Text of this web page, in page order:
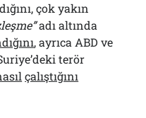
çok yakın
adı altında
, ayrıca ABD ve
terör
çalıştığını